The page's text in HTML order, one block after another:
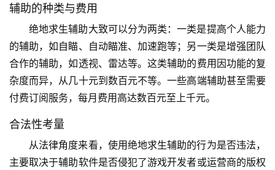
辅助的种类与费用
绝地求生辅助大致可以分为两类：一类是提高个人能力
的辅助，如自瞄、自动瞄准、加速跑等；另一类是增强团队
合作的辅助，如透视、雷达等。这类辅助的费用因功能的复
杂度而异，从几十元到数百元不等。一些高端辅助甚至需要
付费订阅服务，每月费用高达数百元至上千元。
合法性考量
从法律角度来看，使用绝地求生辅助的行为是否违法，
主要取决于辅助软件是否侵犯了游戏开发者或运营商的版权